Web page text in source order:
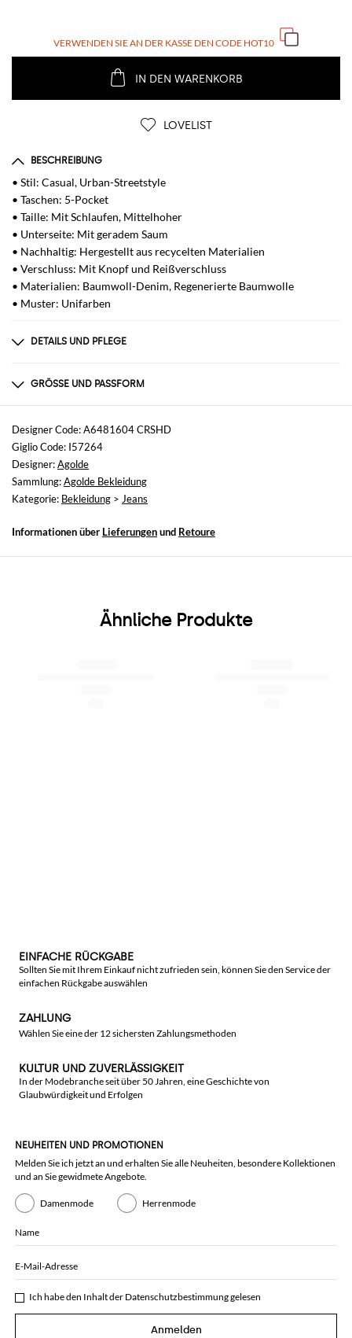
VERWENDEN SIE AN DER KASSE DEN CODE HOT10
IN DEN WARENKORB
LOVELIST
BESCHREIBUNG
• Stil: Casual, Urban-Streetstyle
• Taschen: 5-Pocket
• Taille: Mit Schlaufen, Mittelhoher
• Unterseite: Mit geradem Saum
• Nachhaltig: Hergestellt aus recycelten Materialien
• Verschluss: Mit Knopf und Reißverschluss
• Materialien: Baumwoll-Denim, Regenerierte Baumwolle
• Muster: Unifarben
DETAILS UND PFLEGE
100% Regenerative Cotton
GRÖSSE UND PASSFORM
Größen
nicht verfügbar
Größe und Passform
Straight
Designer Code: A6481604 CRSHD
Giglio Code: I57264
Designer:Agolde
Sammlung:Agolde Bekleidung
Kategorie: Bekleidung > Jeans
Informationen über Lieferungenund Retoure
Ähnliche Produkte
EINFACHE RÜCKGABE
Sollten Sie mit Ihrem Einkauf nicht zufrieden sein, können Sie den Service der
einfachen Rückgabe auswählen
ZAHLUNG
Wählen Sie eine der 12 sichersten Zahlungsmethoden
KULTUR UND ZUVERLÄSSIGKEIT
In der Modebranche seit über 50 Jahren, eine Geschichte von
Glaubwürdigkeit und Erfolgen
NEUHEITEN UND PROMOTIONEN
Melden Sie ich jetzt an und erhalten Sie alle Neuheiten, besondere Kollektionen
und an Sie gewidmete Angebote.
Damenmode Herrenmode
Name
E-Mail-Adresse
Ich habe den Inhalt der Datenschutzbestimmunggelesen
Anmelden